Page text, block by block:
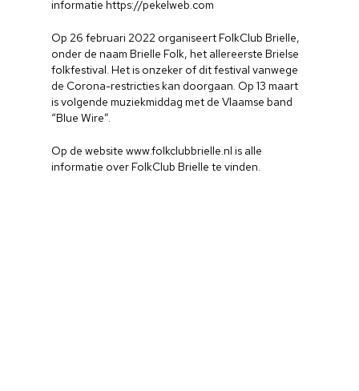
informatie https://pekelweb.com
Op 26 februari 2022 organiseert FolkClub Brielle,
onder de naam Brielle Folk, het allereerste Brielse
folkfestival. Het is onzeker of dit festival vanwege
de Corona-restricties kan doorgaan. Op 13 maart
is volgende muziekmiddag met de Vlaamse band
“Blue Wire”.
Op de website www.folkclubbrielle.nl is alle
informatie over FolkClub Brielle te vinden.